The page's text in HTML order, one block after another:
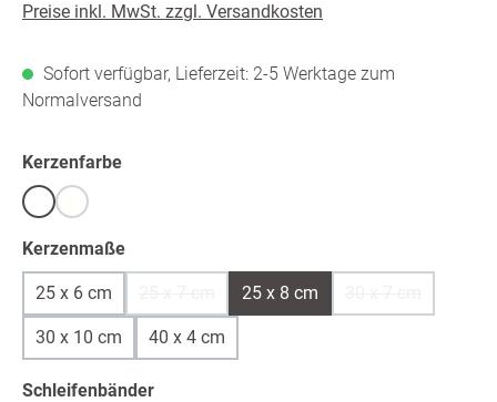
Preise inkl. MwSt. zzgl. Versandkosten
Sofort verfügbar, Lieferzeit: 2-5 Werktage zum
Normalversand
Kerzenfarbeauswählen
Weißwarmweiß /ivory
(Diese Option ist zurzeit nicht verfügbar.)
Kerzenmaßeauswählen
25 x 6 cm 25 x 8 cm
30 x 10 cm 40 x 4 cm
Schleifenbänderauswählen